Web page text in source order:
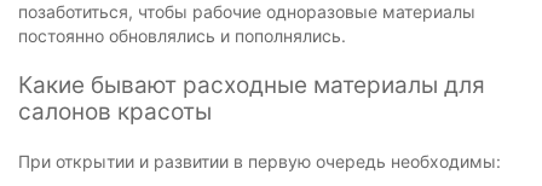
позаботиться, чтобы рабочие одноразовые материалы
постоянно обновлялись и пополнялись.
Какие бывают расходные материалы для
салонов красоты
При открытии и развитии в первую очередь необходимы: